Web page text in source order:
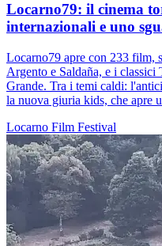
Locarno79: il cinema
internazionali e uno
Locarno79 apre con 233 film,
Argento e Saldaña, e i
Grande. Tra i temi caldi:
la nuova giuria kids, che apre
Locarno Film Festival